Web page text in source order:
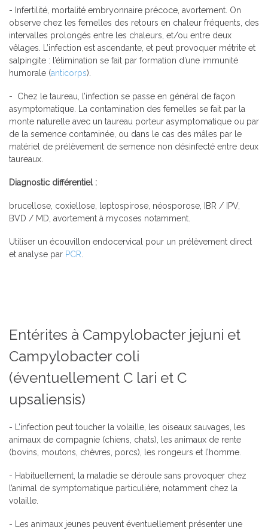
- Infertilité, mortalité embryonnaire précoce, avortement. On
observe chez les femelles des retours en chaleur fréquents, des
intervalles prolongés entre les chaleurs, et/ou entre deux
vêlages. L’infection est ascendante, et peut provoquer métrite et
salpingite : l’élimination se fait par formation d’une immunité
humorale (anticorps).
- Chez le taureau, l’infection se passe en général de façon
asymptomatique. La contamination des femelles se fait par la
monte naturelle avec un taureau porteur asymptomatique ou par
de la semence contaminée, ou dans le cas des mâles par le
matériel de prélèvement de semence non désinfecté entre deux
taureaux.
Diagnostic différentiel :
brucellose, coxiellose, leptospirose, néosporose, IBR / IPV,
BVD / MD, avortement à mycoses notamment.
Utiliser un écouvillon endocervical pour un prélèvement direct
et analyse par PCR.
Entérites à Campylobacter jejuni et
Campylobacter coli
(éventuellement C lari et C
upsaliensis)
- L’infection peut toucher la volaille, les oiseaux sauvages, les
animaux de compagnie (chiens, chats), les animaux de rente
(bovins, moutons, chèvres, porcs), les rongeurs et l’homme.
- Habituellement, la maladie se déroule sans provoquer chez
l’animal de symptomatique particulière, notamment chez la
volaille.
- Les animaux jeunes peuvent éventuellement présenter une